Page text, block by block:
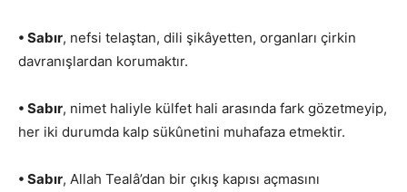
• Sabır, nefsi telaştan, dili şikâyetten, organları çirkin
davranışlardan korumaktır.
• Sabır, nimet haliyle külfet hali arasında fark gözetmeyip,
her iki durumda kalp sükûnetini muhafaza etmektir.
• Sabır, Allah Tealâ’dan bir çıkış kapısı açmasını